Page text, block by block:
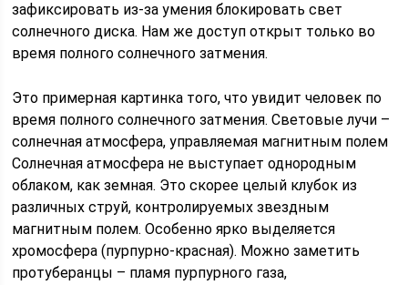
зафиксировать из-за умения блокировать свет
солнечного диска. Нам же доступ открыт только во
время полного солнечного затмения.
Это примерная картинка того, что увидит человек по
время полного солнечного затмения. Световые лучи –
солнечная атмосфера, управляемая магнитным полем
Солнечная атмосфера не выступает однородным
облаком, как земная. Это скорее целый клубок из
различных струй, контролируемых звездным
магнитным полем. Особенно ярко выделяется
хромосфера (пурпурно-красная). Можно заметить
протуберанцы – пламя пурпурного газа,